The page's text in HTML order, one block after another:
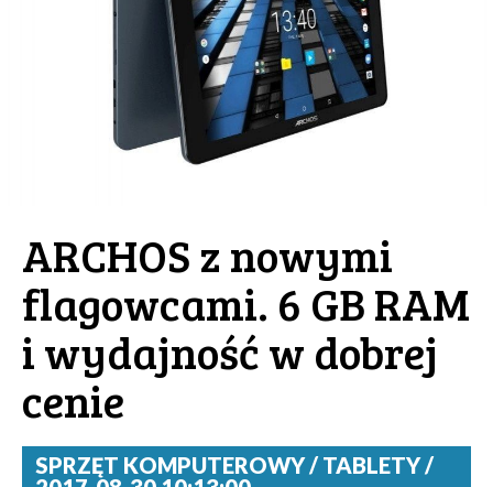
ARCHOS z nowymi
flagowcami. 6 GB RAM
i wydajność w dobrej
cenie
SPRZĘT KOMPUTEROWY / TABLETY /